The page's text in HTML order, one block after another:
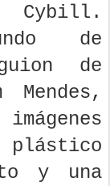
de
de
Mendes,
y una